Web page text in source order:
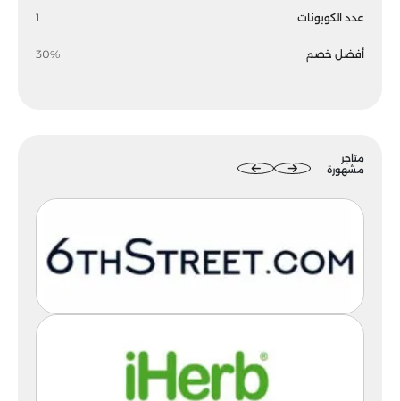
عدد الكوبونات 1
أفضل خصم 30%
متاجر
مشهورة